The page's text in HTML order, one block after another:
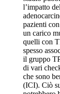
l’impatto
pazienti
un carico
quelli con
spesso
il gruppo
di vari
che sono
(ICI). Ciò